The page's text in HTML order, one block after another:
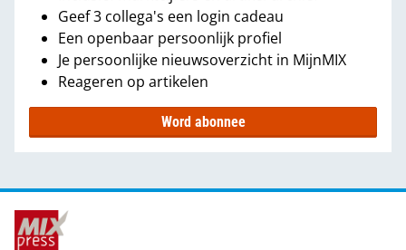
Geef 3 collega's een login cadeau
Een openbaar persoonlijk profiel
Je persoonlijke nieuwsoverzicht in MijnMIX
Reageren op artikelen
Word abonnee